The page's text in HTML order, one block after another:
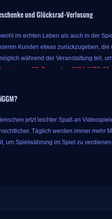
und Glücksrad-Verlosung
im echten Leben als auch in der
Kunden etwas zurückzugeben,
während der Veranstaltung teil,
am 23. Dezember 2024 (UTC-
Spielprodukte erhalten können, also
jetzt leichter Spaß an
Täglich werden immer mehr
um Spielwährung im Spiel zu